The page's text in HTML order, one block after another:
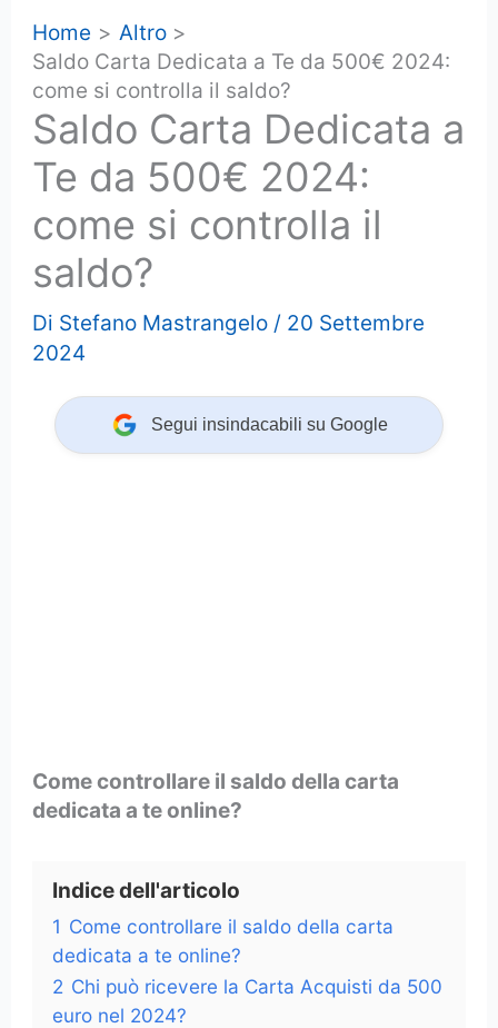
Home
Altro
Saldo Carta Dedicata a Te da 500€ 2024:
come si controlla il saldo?
Saldo Carta Dedicata a
Te da 500€ 2024:
come si controlla il
saldo?
Di Stefano Mastrangelo / 20 Settembre
2024
Segui insindacabili su Google
Come controllare il saldo della carta
dedicata a te online?
Indice dell'articolo
1 Come controllare il saldo della carta
dedicata a te online?
2 Chi può ricevere la Carta Acquisti da 500
euro nel 2024?